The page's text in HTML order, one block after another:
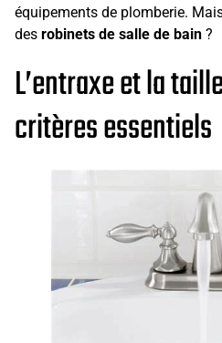
équipements de plomberie.
des robinets de salle de bain ?
L’entraxe et la
critères essentiels